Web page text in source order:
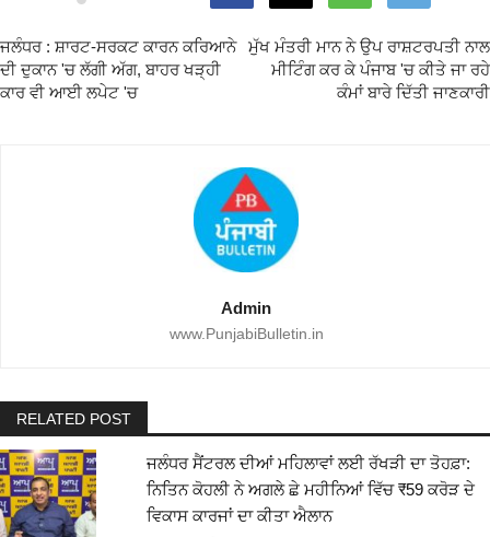
ਜਲੰਧਰ : ਸ਼ਾਰਟ-ਸਰਕਟ ਕਾਰਨ ਕਰਿਆਨੇ
ਦੀ ਦੁਕਾਨ 'ਚ ਲੱਗੀ ਅੱਗ, ਬਾਹਰ ਖੜ੍ਹੀ
ਕਾਰ ਵੀ ਆਈ ਲਪੇਟ 'ਚ
ਮੁੱਖ ਮੰਤਰੀ ਮਾਨ ਨੇ ਉਪ ਰਾਸ਼ਟਰਪਤੀ ਨਾਲ
ਮੀਟਿੰਗ ਕਰ ਕੇ ਪੰਜਾਬ 'ਚ ਕੀਤੇ ਜਾ ਰਹੇ
ਕੰਮਾਂ ਬਾਰੇ ਦਿੱਤੀ ਜਾਣਕਾਰੀ
Admin
www.PunjabiBulletin.in
RELATED POST
ਜਲੰਧਰ ਸੈਂਟਰਲ ਦੀਆਂ ਮਹਿਲਾਵਾਂ ਲਈ ਰੱਖੜੀ ਦਾ ਤੋਹਫ਼ਾ:
ਨਿਤਿਨ ਕੋਹਲੀ ਨੇ ਅਗਲੇ ਛੇ ਮਹੀਨਿਆਂ ਵਿੱਚ ₹59 ਕਰੋੜ ਦੇ
ਵਿਕਾਸ ਕਾਰਜਾਂ ਦਾ ਕੀਤਾ ਐਲਾਨ